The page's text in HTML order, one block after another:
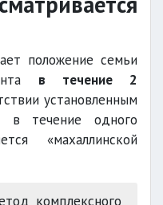
положение семьи
в течение 2
установленным
в течение одного
«махаллинской
комплексного